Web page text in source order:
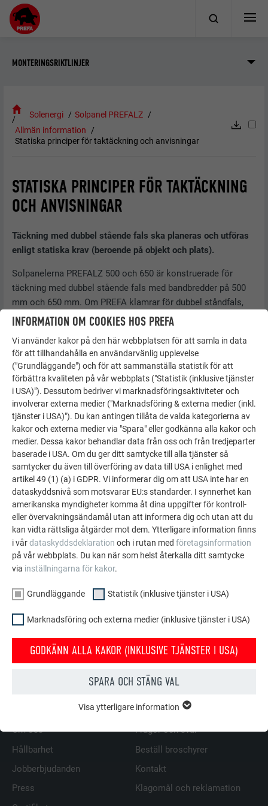
MONTERINGSRIKTLINJER
Solenergi
Solpanel PREFALZ
Allmän information
Statiska principer för taktäckning och anvisningar
STATISKA PRINCIPER FÖR TAKTÄCKNING
OCH ANVISNINGAR
Täckning med dubbel stående fals ska planeras och utföras
enligt statiska krav (beroende på objekt och plats).
Solpanelerna PREFALZ 500 och 650 är konstruerade för
täckning med dubbel stående fals med bandbredder på 500
mm och 650 mm. Om PREFA klamrar för dubbel ståndfals,
PREFA glidklamrar för dubbel ståndfals, PREFA långa
modulklämmor används korrekt i kombination med solpanel
PREFALZ garanteras den termiskt inducerade längdändringen
av PREFALZ-skivorna.
Det beräknade falsavståndet respektive det statiskt
beräknade maximala avståndet mellan klamrarna ska
beaktas vid monteringen. Följande specifikationer måste
följas för att uppfylla de statiska kraven för de solpaneler
som kläms fast på falsen:
Maximalt avstånd mellan klamrarna: 33 cm
Produkten får endast användas i kombination med
PREFALZ eller FALZONAL som har monterats enligt
gällande standarder och fackregler®på hel panel med
dubbel stående falstäckning med minst 24 mm,
statiskt bärande träunderkonstruktion och PREFA-
originalfästdon.
Beakta PREFALZ monteringsanvisningar för mer information
om tak med dubbel stående fals.
TILLBAKA NÄSTA
FAMILJEFÖRETAGET | PREFA
Om oss
Hållbarhet
Jobberbjudanden
Press
VI HJÄLPER DIG
Frågor och svar
Beställ broschyrer
Kontakt
Klagomål och reklamation
INFORMATION OM COOKIES HOS PREFA
Vi använder kakor på den här webbplatsen för att samla in data
för att tillhandahålla en användarvänlig upplevelse
("Grundläggande") och för att sammanställa statistik för att
förbättra kvaliteten på vår webbplats ("Statistik (inklusive tjänster
i USA)"). Dessutom bedriver vi marknadsföringsaktiviteter och
involverar externa medier ("Marknadsföring & externa medier (inkl.
tjänster i USA)"). Du kan antingen tillåta de valda kategorierna av
kakor och externa medier via "Spara" eller godkänna alla kakor och
medier. Dessa kakor behandlar data från oss och från tredjeparter
baserade i USA. Om du ger ditt samtycke till alla tjänster så
samtycker du även till överföring av data till USA i enlighet med
artikel 49 (1) (a) i GDPR. Vi informerar dig om att USA inte har en
dataskyddsnivå som motsvarar EU:s standarder. I synnerhet kan
amerikanska myndigheter komma åt dina uppgifter för kontroll-
eller övervakningsändamål utan att informera dig och utan att du
kan vidta rättsliga åtgärder mot dem. Ytterligare information finns
i vårdataskyddsdeklaration och i rutan med företagsinformation
på vår webbplats. Du kan när som helst återkalla ditt samtycke
via inställningarna för kakor.
Grundläggande Statistik (inklusive tjänster i USA)
Marknadsföring och externa medier (inklusive tjänster i USA)
GODKÄNN ALLA KAKOR (INKLUSIVE TJÄNSTER I USA)
SPARA OCH STÄNG VAL
GRUNDLÄGGANDE
grundläggande funktioner. Detta säkerställer att webbplatsen
fungerar korrekt.
EFTERNAMN
LEVERANTÖRER
Visa information om kakor
Visa ytterligare information